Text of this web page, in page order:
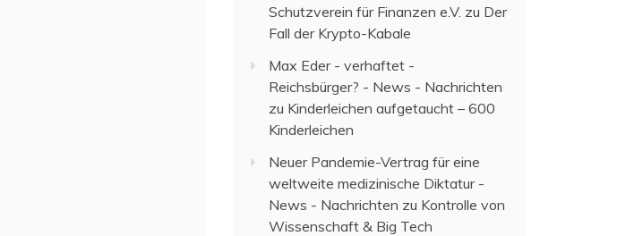
Schutzverein für Finanzen e.V. zu Der
Fall der Krypto-Kabale
Max Eder - verhaftet -
Reichsbürger? - News - Nachrichten
zu Kinderleichen aufgetaucht – 600
Kinderleichen
Neuer Pandemie-Vertrag für eine
weltweite medizinische Diktatur -
News - Nachrichten zu Kontrolle von
Wissenschaft & Big Tech